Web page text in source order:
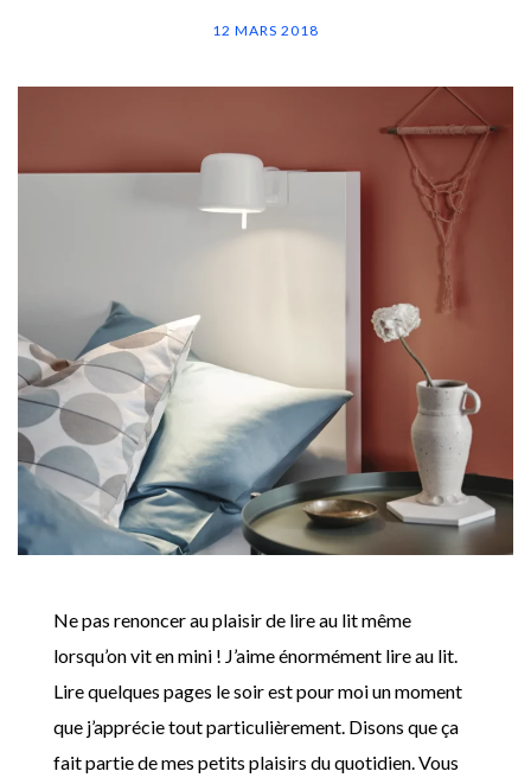
12 MARS 2018
Ne pas renoncer au plaisir de lire au lit même
lorsqu’on vit en mini ! J’aime énormément lire au lit.
Lire quelques pages le soir est pour moi un moment
que j’apprécie tout particulièrement. Disons que ça
fait partie de mes petits plaisirs du quotidien. Vous